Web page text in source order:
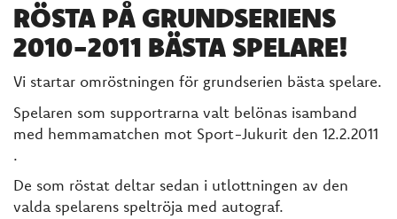
RÖSTA PÅ GRUNDSERIENS
2010-2011 BÄSTA SPELARE!
Vi startar omröstningen för grundserien bästa spelare.
Spelaren som supportrarna valt belönas isamband
med hemmamatchen mot Sport-Jukurit den 12.2.2011
.
De som röstat deltar sedan i utlottningen av den
valda spelarens speltröja med autograf.